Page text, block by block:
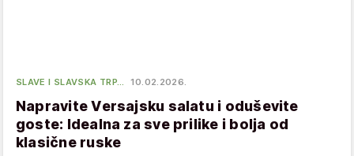
SLAVE I SLAVSKA TRP… 10.02.2026.
Napravite Versajsku salatu i oduševite
goste: Idealna za sve prilike i bolja od
klasične ruske